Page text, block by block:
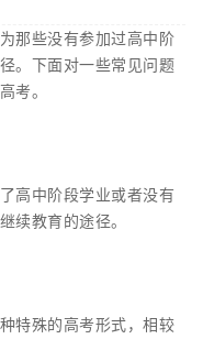
那些没有参加过高中阶
。下面对一些常见问题
考。
高中阶段学业或者没有
续教育的途径。
特殊的高考形式，相较